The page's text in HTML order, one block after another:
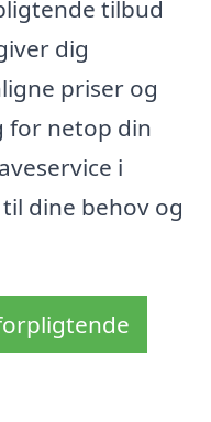
tilbud
dig
priser og
for netop din
i
dine behov og